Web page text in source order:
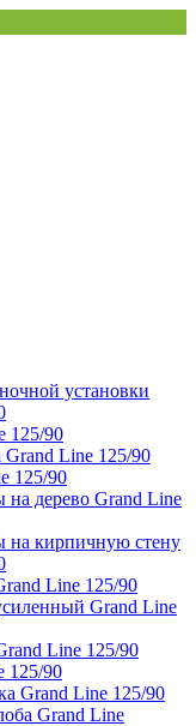
установки
125/90
Grand Line 125/90
125/90
на дерево Grand Line
на кирпичную стену
Line 125/90
Grand Line
Line 125/90
125/90
Grand Line 125/90
Grand Line